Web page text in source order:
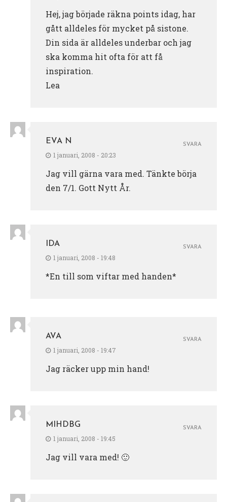
Hej, jag började räkna points idag, har
gått alldeles för mycket på sistone.
Din sida är alldeles underbar och jag
ska komma hit ofta för att få
inspiration.
Lea
EVA N
1 januari, 2008 - 20:23
Jag vill gärna vara med. Tänkte börja
den 7/1. Gott Nytt År.
SVARA
IDA
1 januari, 2008 - 19:48
*En till som viftar med handen*
SVARA
AVA
1 januari, 2008 - 19:47
Jag räcker upp min hand!
SVARA
MIHDBG
1 januari, 2008 - 19:45
Jag vill vara med! 🙂
SVARA